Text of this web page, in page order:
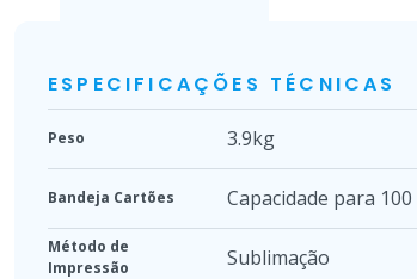
ESPECIFICAÇÕES TÉCNICAS
Peso 3.9kg
Bandeja Cartões Capacidade para
Método de
Impressão
Sublimação